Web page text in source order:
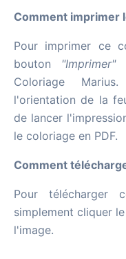
Comment imprimer
Pour imprimer ce
bouton "Imprimer"
Coloriage
l'orientation de la
de lancer
le coloriage en PDF.
Comment
Pour
simplement cliquer
l'image.